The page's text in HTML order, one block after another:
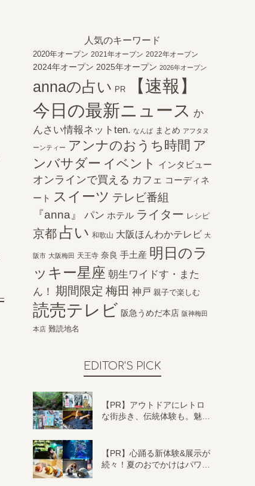
人気のキーワード
2020年オープン 2021年オープン 2022年オープン
2024年オープン 2025年オープン 2026年オープン
annaの占い PR
【速報】
今日の最新ニュース か
んさい情報ネットten. なんば まとめ アフタヌ
ーンティー アンナのおうち時間 ア
ンバサダー イベント インタビュー
オンラインで買える カフェ コーディネ
ート
スイーツ テレビ番組
『anna』
パン ホテル ライター レシピ
京都 占い 和歌山 大阪ほんわかテレビ 大
阪市 大阪梅田 天王寺 奈良 手土産 明日のラ
ッキー星座 朝生ワイドす・また
ん！ 期間限定 梅田 神戸 親子で楽しむ
読売テレビ 阪急うめだ本店 阪神梅田
本店 難読地名
EDITOR'S PICK
【PR】アウトドアにレトロ
な街歩き、伝統体験も。魅…
【PR】心踊る新体験&展示が
続々！夏のおでかけはパワ…